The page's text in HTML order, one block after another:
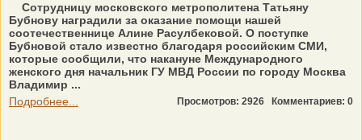
Сотрудницу московского метрополитена Татьяну
Бубнову наградили за оказание помощи нашей
соотечественнице Алине Расулбековой. О поступке
Бубновой стало известно благодаря российским СМИ,
которые сообщили, что накануне Международного
женского дня начальник ГУ МВД России по городу Москва
Владимир ...
Подробнее...
Просмотров: 2926 Комментариев: 0